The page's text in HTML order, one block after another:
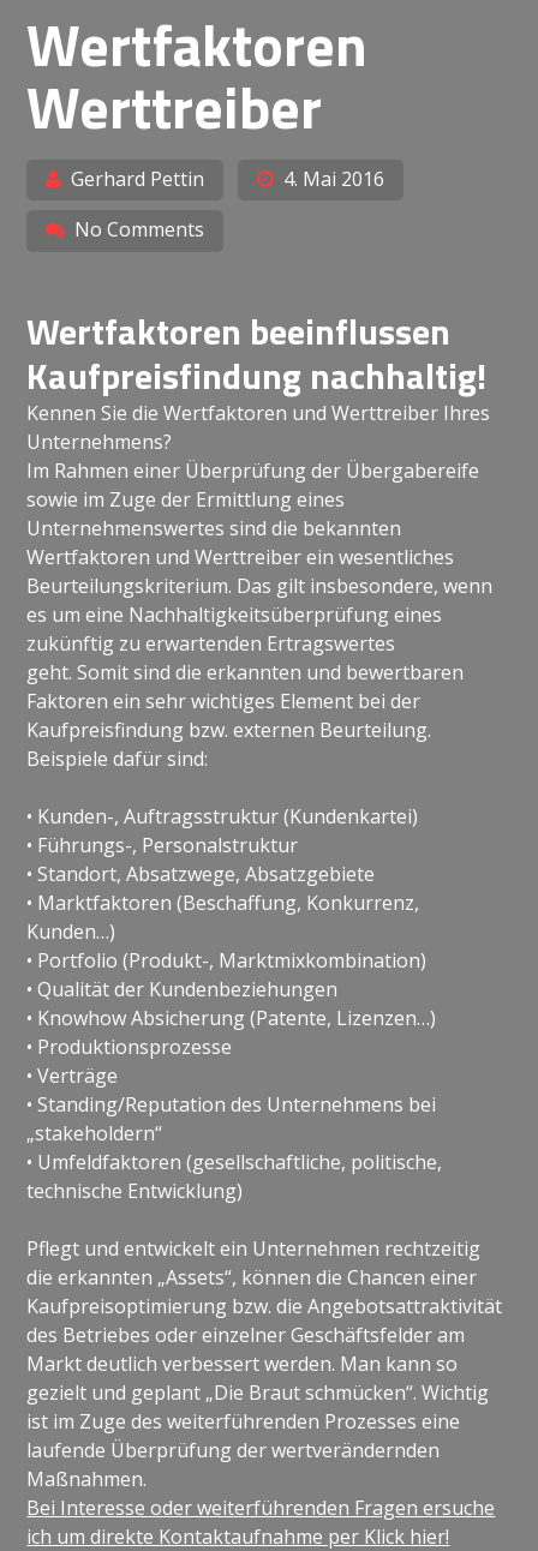
Wertfaktoren
Werttreiber
Gerhard Pettin
4. Mai 2016
No Comments
Wertfaktoren beeinflussen
Kaufpreisfindung nachhaltig!
Kennen Sie die Wertfaktoren und Werttreiber Ihres
Unternehmens?
Im Rahmen einer Überprüfung der Übergabereife
sowie im Zuge der Ermittlung eines
Unternehmenswertes sind die bekannten
Wertfaktoren und Werttreiber ein wesentliches
Beurteilungskriterium. Das gilt insbesondere, wenn
es um eine Nachhaltigkeitsüberprüfung eines
zukünftig zu erwartenden Ertragswertes
geht. Somit sind die erkannten und bewertbaren
Faktoren ein sehr wichtiges Element bei der
Kaufpreisfindung bzw. externen Beurteilung.
Beispiele dafür sind:
• Kunden-, Auftragsstruktur (Kundenkartei)
• Führungs-, Personalstruktur
• Standort, Absatzwege, Absatzgebiete
• Marktfaktoren (Beschaffung, Konkurrenz,
Kunden…)
• Portfolio (Produkt-, Marktmixkombination)
• Qualität der Kundenbeziehungen
• Knowhow Absicherung (Patente, Lizenzen…)
• Produktionsprozesse
• Verträge
• Standing/Reputation des Unternehmens bei
„stakeholdern“
• Umfeldfaktoren (gesellschaftliche, politische,
technische Entwicklung)
Pflegt und entwickelt ein Unternehmen rechtzeitig
die erkannten „Assets“, können die Chancen einer
Kaufpreisoptimierung bzw. die Angebotsattraktivität
des Betriebes oder einzelner Geschäftsfelder am
Markt deutlich verbessert werden. Man kann so
gezielt und geplant „Die Braut schmücken“. Wichtig
ist im Zuge des weiterführenden Prozesses eine
laufende Überprüfung der wertverändernden
Maßnahmen.
Bei Interesse oder weiterführenden Fragen ersuche
ich um direkte Kontaktaufnahme per Klick hier!